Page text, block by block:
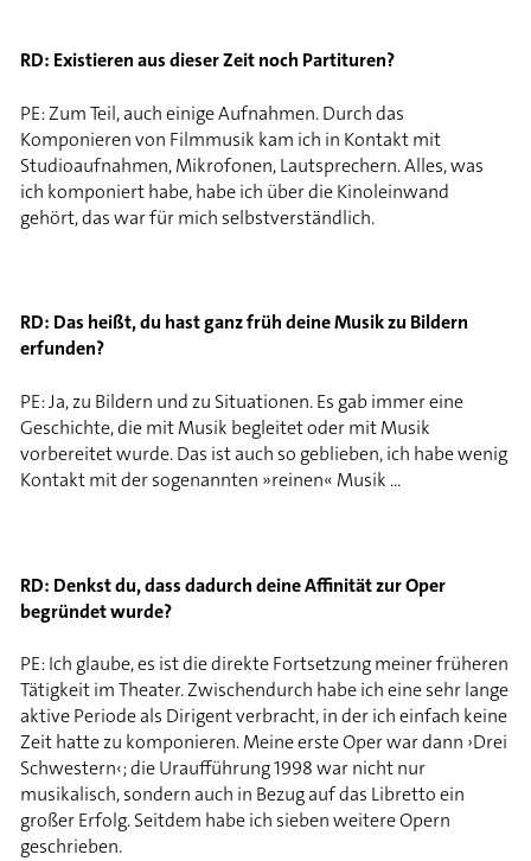
RD: Existieren aus dieser Zeit noch Partituren?
PE: Zum Teil, auch einige Aufnahmen. Durch das
Komponieren von Filmmusik kam ich in Kontakt mit
Studioaufnahmen, Mikrofonen, Lautsprechern. Alles, was
ich komponiert habe, habe ich über die Kinoleinwand
gehört, das war für mich selbstverständlich.
RD: Das heißt, du hast ganz früh deine Musik zu Bildern
erfunden?
PE: Ja, zu Bildern und zu Situationen. Es gab immer eine
Geschichte, die mit Musik begleitet oder mit Musik
vorbereitet wurde. Das ist auch so geblieben, ich habe wenig
Kontakt mit der sogenannten »reinen« Musik ...
RD: Denkst du, dass dadurch deine Affinität zur Oper
begründet wurde?
PE: Ich glaube, es ist die direkte Fortsetzung meiner früheren
Tätigkeit im Theater. Zwischendurch habe ich eine sehr lange
aktive Periode als Dirigent verbracht, in der ich einfach keine
Zeit hatte zu komponieren. Meine erste Oper war dann ›Drei
Schwestern‹; die Uraufführung 1998 war nicht nur
musikalisch, sondern auch in Bezug auf das Libretto ein
großer Erfolg. Seitdem habe ich sieben weitere Opern
geschrieben.